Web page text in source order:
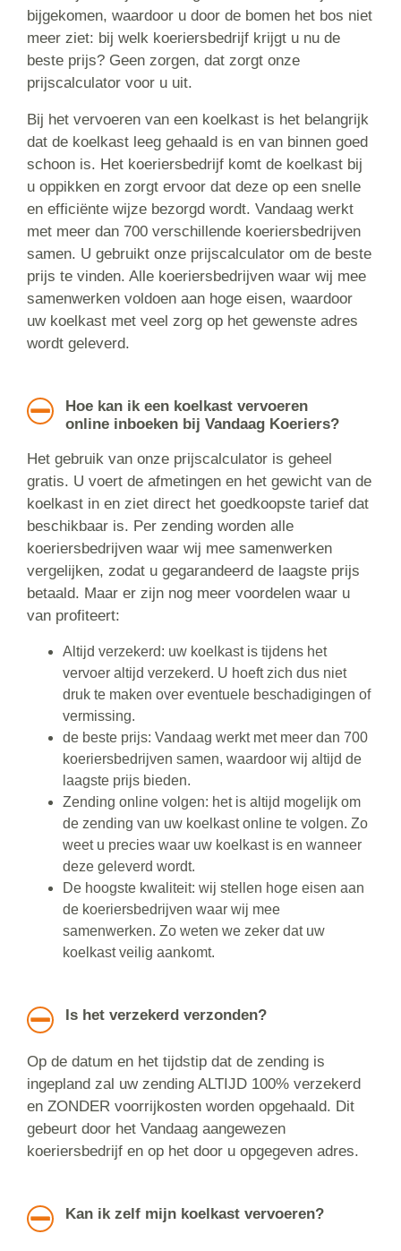
bijgekomen, waardoor u door de bomen het bos niet
meer ziet: bij welk koeriersbedrijf krijgt u nu de
beste prijs? Geen zorgen, dat zorgt onze
prijscalculator voor u uit.
Bij het vervoeren van een koelkast is het belangrijk
dat de koelkast leeg gehaald is en van binnen goed
schoon is. Het koeriersbedrijf komt de koelkast bij
u oppikken en zorgt ervoor dat deze op een snelle
en efficiënte wijze bezorgd wordt. Vandaag werkt
met meer dan 700 verschillende koeriersbedrijven
samen. U gebruikt onze prijscalculator om de beste
prijs te vinden. Alle koeriersbedrijven waar wij mee
samenwerken voldoen aan hoge eisen, waardoor
uw koelkast met veel zorg op het gewenste adres
wordt geleverd.
Hoe kan ik een koelkast vervoeren
online inboeken bij Vandaag Koeriers?
Het gebruik van onze prijscalculator is geheel
gratis. U voert de afmetingen en het gewicht van de
koelkast in en ziet direct het goedkoopste tarief dat
beschikbaar is. Per zending worden alle
koeriersbedrijven waar wij mee samenwerken
vergelijken, zodat u gegarandeerd de laagste prijs
betaald. Maar er zijn nog meer voordelen waar u
van profiteert:
Altijd verzekerd: uw koelkast is tijdens het
vervoer altijd verzekerd. U hoeft zich dus niet
druk te maken over eventuele beschadigingen of
vermissing.
de beste prijs: Vandaag werkt met meer dan 700
koeriersbedrijven samen, waardoor wij altijd de
laagste prijs bieden.
Zending online volgen: het is altijd mogelijk om
de zending van uw koelkast online te volgen. Zo
weet u precies waar uw koelkast is en wanneer
deze geleverd wordt.
De hoogste kwaliteit: wij stellen hoge eisen aan
de koeriersbedrijven waar wij mee
samenwerken. Zo weten we zeker dat uw
koelkast veilig aankomt.
Is het verzekerd verzonden?
Op de datum en het tijdstip dat de zending is
ingepland zal uw zending ALTIJD 100% verzekerd
en ZONDER voorrijkosten worden opgehaald. Dit
gebeurt door het Vandaag aangewezen
koeriersbedrijf en op het door u opgegeven adres.
Kan ik zelf mijn koelkast vervoeren?